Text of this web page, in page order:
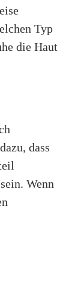
Typ
die Haut
dass
Wenn